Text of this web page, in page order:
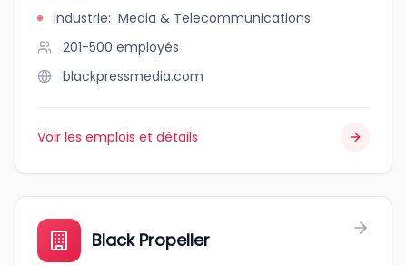
Industrie: Media & Telecommunications
201-500 employés
blackpressmedia.com
Voir les emplois et détails
Black Propeller